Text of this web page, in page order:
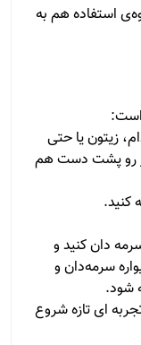
استفاده هم به
زیتون یا حتی
رو پشت دست هم
دان کنید و
سرمه‌دان و
شود.
ای تازه شروع